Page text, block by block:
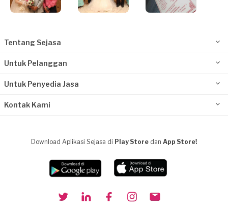
Tentang Sejasa
Untuk Pelanggan
Untuk Penyedia Jasa
Kontak Kami
Download Aplikasi Sejasa di Play Store dan App Store!